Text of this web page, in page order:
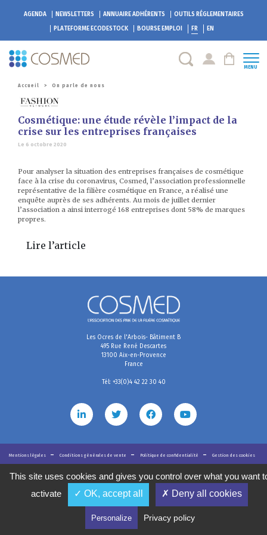
AGENDA NEWSLETTERS ANNUAIRE ADHÉRENTS
OUTILS RÉGLEMENTAIRES
PLATEFORME ECODESTOCK BOURSE EMPLOI FR EN
MENU
Accueil > On parle de nous
Cosmétique: une étude révèle l’impact de la
crise sur les entreprises françaises
Le 6 octobre 2020
Pour analyser la situation des entreprises françaises de cosmétique
face à la crise du coronavirus, Cosmed, l’association professionnelle
représentative de la filière cosmétique en France, a réalisé une
enquête auprès de ses adhérents. Au mois de juillet dernier
l’association a ainsi interrogé 168 entreprises dont 58% de marques
propres.
Lire l’article
Les Ocres de l'Arbois- Bâtiment B
495 Rue René Descartes
13100 Aix-en-Provence
France
Tél: +33(0)4 42 22 30 40
Mentions légales Conditions générales de vente Politique de confidentialité
Gestion des cookies
This site uses cookies and gives you control over what you want
activate
✓ OK, accept all ✗ Deny all cookies
Personalize Privacy policy